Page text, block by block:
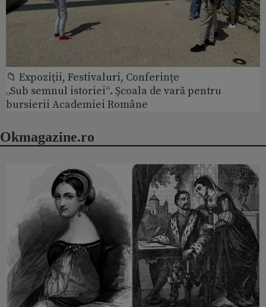
📁 Expoziţii, Festivaluri, Conferințe
„Sub semnul istoriei“. Școala de vară pentru
bursierii Academiei Române
Okmagazine.ro